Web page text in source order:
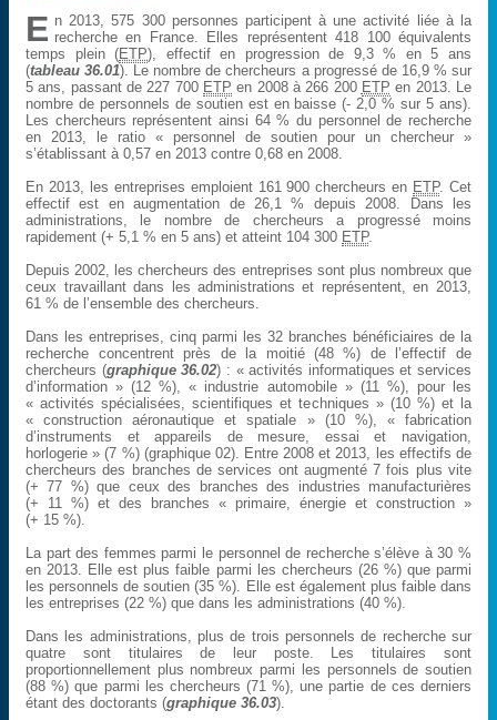
E n 2013, 575 300 personnes participent à une activité liée à la
recherche en France. Elles représentent 418 100 équivalents
temps plein (ETP), effectif en progression de 9,3 % en 5 ans
(tableau 36.01). Le nombre de chercheurs a progressé de 16,9 % sur
5 ans, passant de 227 700 ETP en 2008 à 266 200 ETP en 2013. Le
nombre de personnels de soutien est en baisse (- 2,0 % sur 5 ans).
Les chercheurs représentent ainsi 64 % du personnel de recherche
en 2013, le ratio « personnel de soutien pour un chercheur »
s’établissant à 0,57 en 2013 contre 0,68 en 2008.
En 2013, les entreprises emploient 161 900 chercheurs en ETP. Cet
effectif est en augmentation de 26,1 % depuis 2008. Dans les
administrations, le nombre de chercheurs a progressé moins
rapidement (+ 5,1 % en 5 ans) et atteint 104 300 ETP.
Depuis 2002, les chercheurs des entreprises sont plus nombreux que
ceux travaillant dans les administrations et représentent, en 2013,
61 % de l’ensemble des chercheurs.
Dans les entreprises, cinq parmi les 32 branches bénéficiaires de la
recherche concentrent près de la moitié (48 %) de l’effectif de
chercheurs (graphique 36.02) : « activités informatiques et services
d’information » (12 %), « industrie automobile » (11 %), pour les
« activités spécialisées, scientifiques et techniques » (10 %) et la
« construction aéronautique et spatiale » (10 %), « fabrication
d’instruments et appareils de mesure, essai et navigation,
horlogerie » (7 %) (graphique 02). Entre 2008 et 2013, les effectifs de
chercheurs des branches de services ont augmenté 7 fois plus vite
(+ 77 %) que ceux des branches des industries manufacturières
(+ 11 %) et des branches « primaire, énergie et construction »
(+ 15 %).
La part des femmes parmi le personnel de recherche s’élève à 30 %
en 2013. Elle est plus faible parmi les chercheurs (26 %) que parmi
les personnels de soutien (35 %). Elle est également plus faible dans
les entreprises (22 %) que dans les administrations (40 %).
Dans les administrations, plus de trois personnels de recherche sur
quatre sont titulaires de leur poste. Les titulaires sont
proportionnellement plus nombreux parmi les personnels de soutien
(88 %) que parmi les chercheurs (71 %), une partie de ces derniers
étant des doctorants (graphique 36.03).